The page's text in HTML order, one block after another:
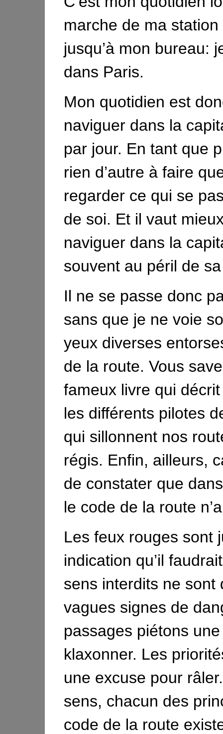
marche de ma station
jusqu’à mon bureau:
dans Paris.
Mon quotidien est
naviguer dans la
par jour. En tant que
rien d’autre à faire
regarder ce qui se
de soi. Et il vaut
naviguer dans la
souvent au péril de
Il ne se passe donc
sans que je ne voie
yeux diverses
de la route. Vous
fameux livre qui
les différents pilotes
qui sillonnent nos
régis. Enfin, ailleurs,
de constater que
le code de la route
Les feux rouges sont
indication qu’il
sens interdits ne sont
vagues signes de
passages piétons
klaxonner. Les
une excuse pour
sens, chacun des
code de la route